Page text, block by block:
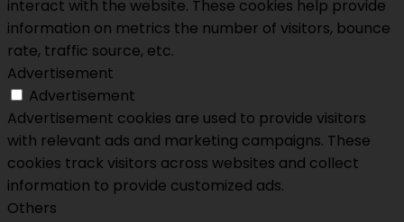
interact with the website. These cookies help provide
information on metrics the number of visitors, bounce
rate, traffic source, etc.
Advertisement
Advertisement
Advertisement cookies are used to provide visitors
with relevant ads and marketing campaigns. These
cookies track visitors across websites and collect
information to provide customized ads.
Others